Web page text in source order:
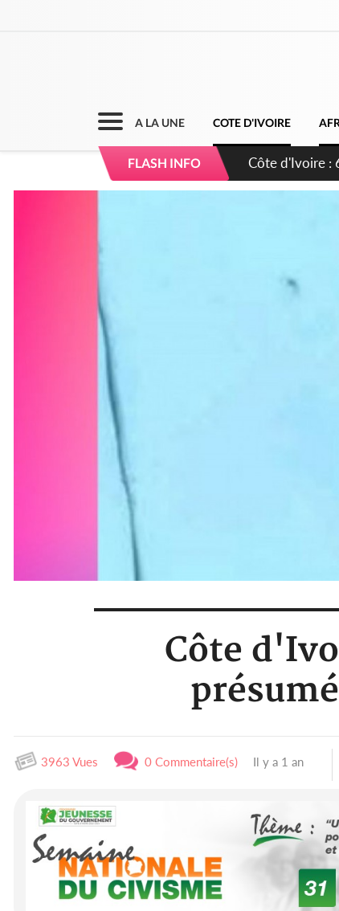
A LA UNE COTE D'IVOIRE
FLASH INFO
Côte d'Ivoire
Côte
3963 Vues 0 Commentaire(s) Il y a 1 an